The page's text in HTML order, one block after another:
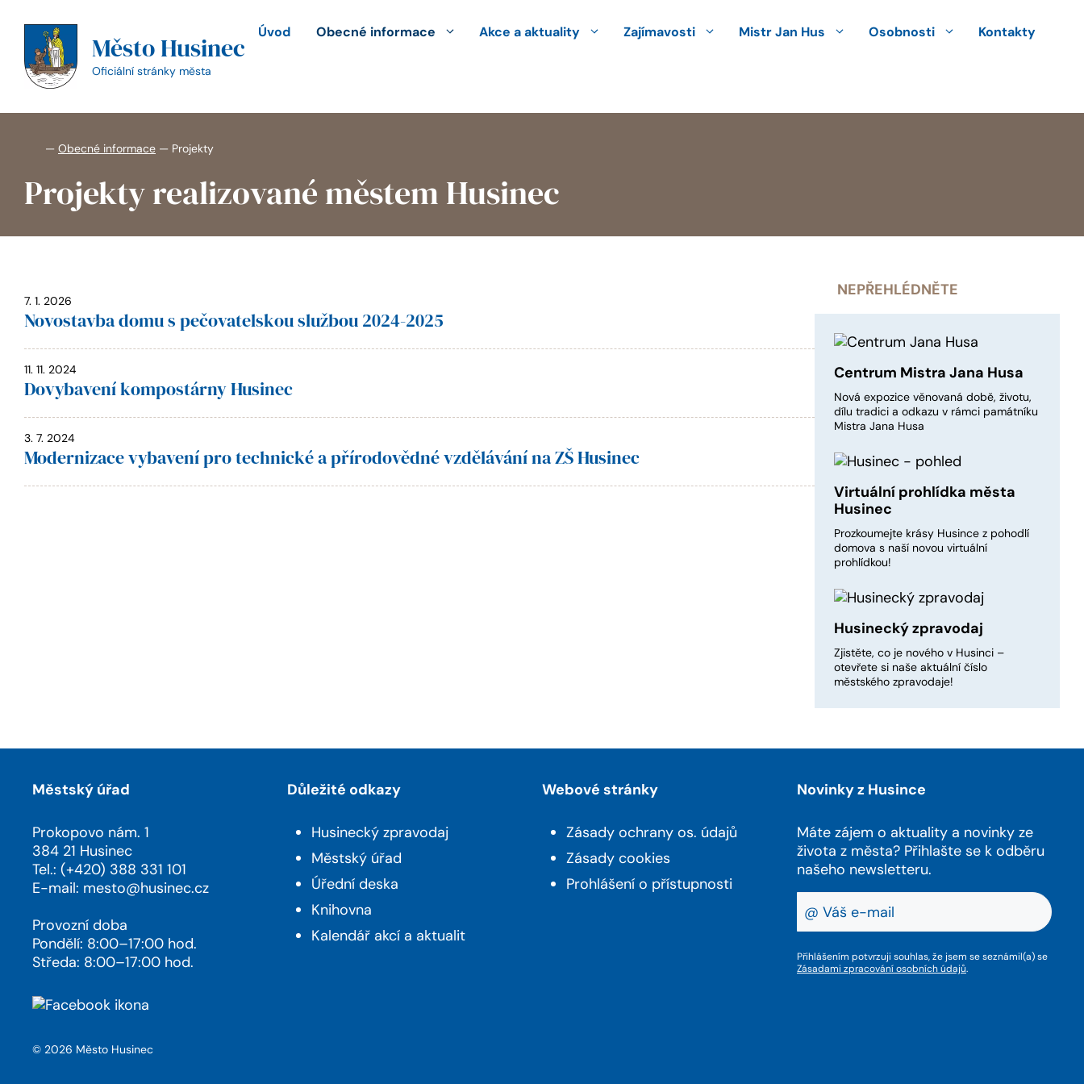
obsah
Město Husinec
Oficiální stránky města
Úvod Obecné informace Akce a aktuality Zajímavosti Mistr Jan Hus Osobnosti Kontakty
— Obecné informace — Projekty
Projekty realizované městem Husinec
7. 1. 2026
Novostavba domu s pečovatelskou službou 2024-2025
11. 11. 2024
Dovybavení kompostárny Husinec
3. 7. 2024
Modernizace vybavení pro technické a přírodovědné vzdělávání na ZŠ Husinec
NEPŘEHLÉDNĚTE
Centrum Mistra Jana Husa
Nová expozice věnovaná době, životu,
dílu tradici a odkazu v rámci památníku
Mistra Jana Husa
Virtuální prohlídka města
Husinec
Prozkoumejte krásy Husince z pohodlí
domova s naší novou virtuální
prohlídkou!
Husinecký zpravodaj
Zjistěte, co je nového v Husinci –
otevřete si naše aktuální číslo
městského zpravodaje!
Městský úřad
Prokopovo nám. 1
384 21 Husinec
Tel.: (+420) 388 331 101
E-mail: mesto@husinec.cz
Provozní doba
Pondělí: 8:00–17:00 hod.
Středa: 8:00–17:00 hod.
Důležité odkazy
Husinecký zpravodaj
Městský úřad
Úřední deska
Knihovna
Kalendář akcí a aktualit
Webové stránky
Zásady ochrany os. údajů
Zásady cookies
Prohlášení o přístupnosti
Novinky z Husince
Máte zájem o aktuality a novinky ze
života z města? Přihlašte se k odběru
našeho newsletteru.
Přihlášením potvrzuji souhlas, že jsem se seznámil(a) se
Zásadami zpracování osobních údajů.
© 2026 Město Husinec